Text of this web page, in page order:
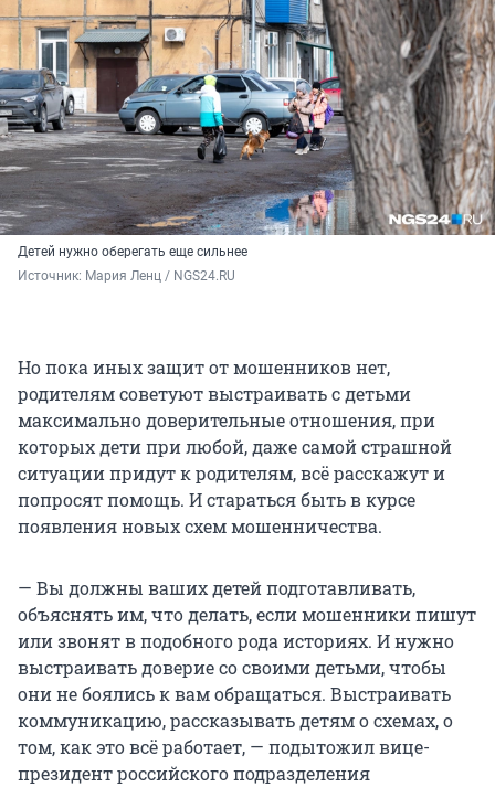
Детей нужно оберегать еще сильнее
Источник: Мария Ленц / NGS24.RU
Но пока иных защит от мошенников нет,
родителям советуют выстраивать с детьми
максимально доверительные отношения, при
которых дети при любой, даже самой страшной
ситуации придут к родителям, всё расскажут и
попросят помощь. И стараться быть в курсе
появления новых схем мошенничества.
— Вы должны ваших детей подготавливать,
объяснять им, что делать, если мошенники пишут
или звонят в подобного рода историях. И нужно
выстраивать доверие со своими детьми, чтобы
они не боялись к вам обращаться. Выстраивать
коммуникацию, рассказывать детям о схемах, о
том, как это всё работает, — подытожил вице-
президент российского подразделения